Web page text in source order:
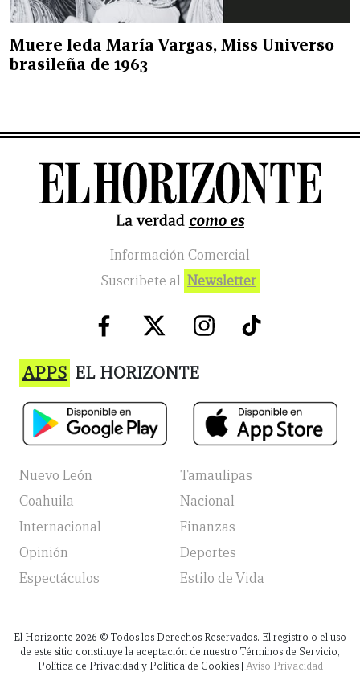
Muere Ieda María Vargas, Miss Universo
brasileña de 1963
Información Comercial
Suscribete al Newsletter
APPS EL HORIZONTE
Nuevo León
Tamaulipas
Coahuila
Nacional
Internacional
Finanzas
Opinión
Deportes
Espectáculos
Estilo de Vida
El Horizonte 2026 © Todos los Derechos Reservados. El registro o el uso
de este sitio constituye la aceptación de nuestro Términos de Servicio,
Política de Privacidad y Política de Cookies | Aviso Privacidad